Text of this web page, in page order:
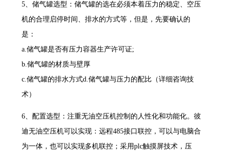
5、储气罐选型：储气罐的选在必须本着压力的稳定、空压
机的合理启停时间、排水的方式等，但是，先要确认的
是：
a.储气罐是否有压力容器生产许可证;
b.储气罐的材质与壁厚
c.储气罐的排水方式d.储气罐与压力的配比（详细咨询技
术）
6、配置选型：注重无油空压机控制的人性化和功能化。彼
迪无油空压机可以实现：远程485接口联控，可以与电脑合
为一体，也可以实现多机联控；采用plc触摸屏技术，压